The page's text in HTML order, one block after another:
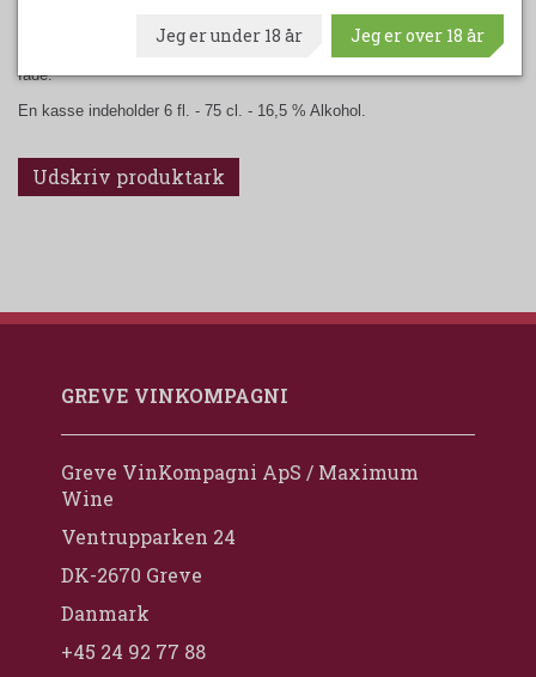
mangfoldighed med. En stor vin, der kræver stor koncentration. Denne
vin producers kun i rigtig gode årgange, og tilbringer ca. 7 år på store
fade.
En kasse indeholder 6 fl. - 75 cl. - 16,5 % Alkohol.
Udskriv produktark
GREVE VINKOMPAGNI
Greve VinKompagni ApS / Maximum
Wine
Ventrupparken 24
DK-2670 Greve
Danmark
+45 24 92 77 88
Jeg er under 18 år Jeg er over 18 år